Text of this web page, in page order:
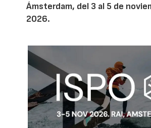
Ámsterdam, del 3 al 5 de
2026.